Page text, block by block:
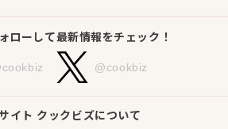
ローして最新情報をチェック！
@cookbiz
イト クックビズについて